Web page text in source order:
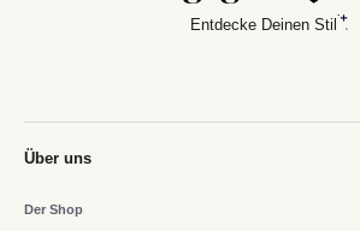
Entdecke Deinen Stil
Über uns
Der Shop